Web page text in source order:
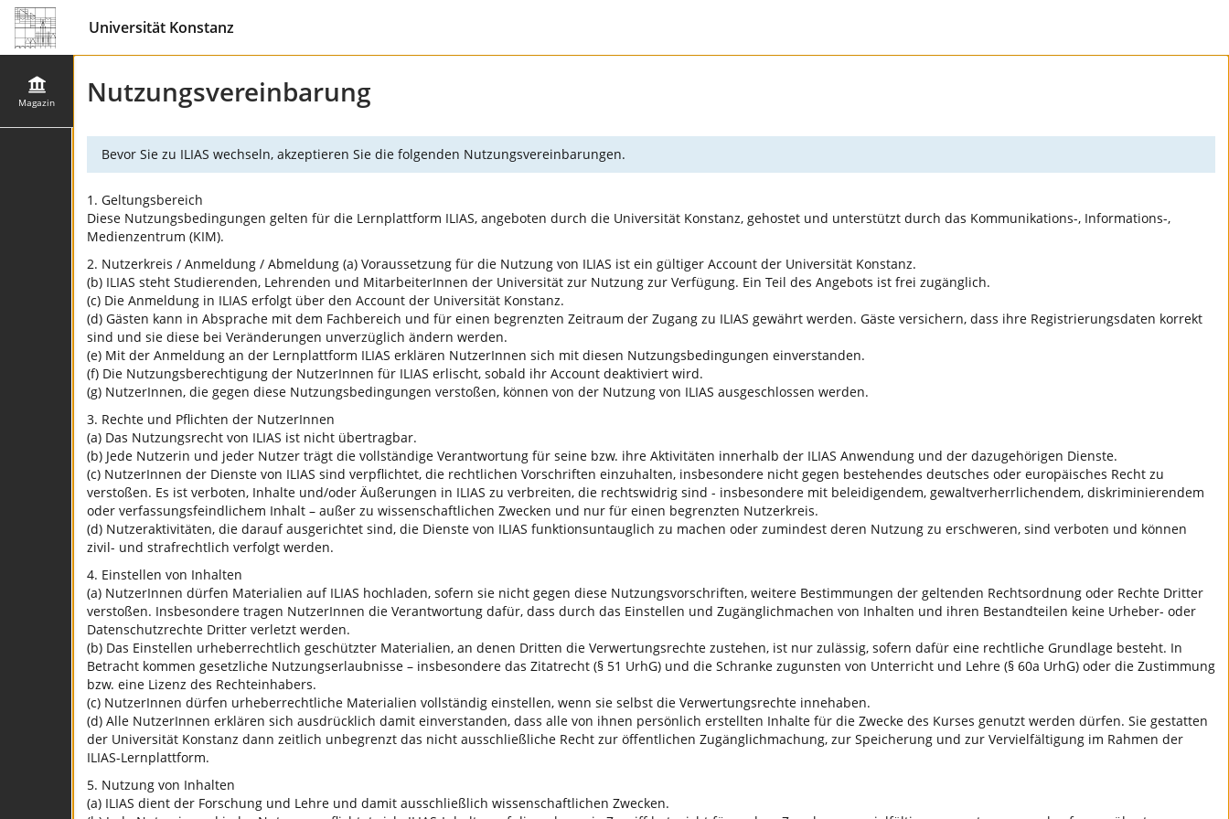
Universität Konstanz
Magazin Nutzungsvereinbarung
Bevor Sie zu ILIAS wechseln, akzeptieren Sie die folgenden Nutzungsvereinbarungen.
1. Geltungsbereich
Diese Nutzungsbedingungen gelten für die Lernplattform ILIAS, angeboten durch die Universität Konstanz, gehostet und unterstützt durch das Kommunikations-, Informations-,
Medienzentrum (KIM).
2. Nutzerkreis / Anmeldung / Abmeldung (a) Voraussetzung für die Nutzung von ILIAS ist ein gültiger Account der Universität Konstanz.
(b) ILIAS steht Studierenden, Lehrenden und MitarbeiterInnen der Universität zur Nutzung zur Verfügung. Ein Teil des Angebots ist frei zugänglich.
(c) Die Anmeldung in ILIAS erfolgt über den Account der Universität Konstanz.
(d) Gästen kann in Absprache mit dem Fachbereich und für einen begrenzten Zeitraum der Zugang zu ILIAS gewährt werden. Gäste versichern, dass ihre Registrierungsdaten korrekt
sind und sie diese bei Veränderungen unverzüglich ändern werden.
(e) Mit der Anmeldung an der Lernplattform ILIAS erklären NutzerInnen sich mit diesen Nutzungsbedingungen einverstanden.
(f) Die Nutzungsberechtigung der NutzerInnen für ILIAS erlischt, sobald ihr Account deaktiviert wird.
(g) NutzerInnen, die gegen diese Nutzungsbedingungen verstoßen, können von der Nutzung von ILIAS ausgeschlossen werden.
3. Rechte und Pflichten der NutzerInnen
(a) Das Nutzungsrecht von ILIAS ist nicht übertragbar.
(b) Jede Nutzerin und jeder Nutzer trägt die vollständige Verantwortung für seine bzw. ihre Aktivitäten innerhalb der ILIAS Anwendung und der dazugehörigen Dienste.
(c) NutzerInnen der Dienste von ILIAS sind verpflichtet, die rechtlichen Vorschriften einzuhalten, insbesondere nicht gegen bestehendes deutsches oder europäisches Recht zu
verstoßen. Es ist verboten, Inhalte und/oder Äußerungen in ILIAS zu verbreiten, die rechtswidrig sind - insbesondere mit beleidigendem, gewaltverherrlichendem, diskriminierendem
oder verfassungsfeindlichem Inhalt – außer zu wissenschaftlichen Zwecken und nur für einen begrenzten Nutzerkreis.
(d) Nutzeraktivitäten, die darauf ausgerichtet sind, die Dienste von ILIAS funktionsuntauglich zu machen oder zumindest deren Nutzung zu erschweren, sind verboten und können
zivil- und strafrechtlich verfolgt werden.
4. Einstellen von Inhalten
(a) NutzerInnen dürfen Materialien auf ILIAS hochladen, sofern sie nicht gegen diese Nutzungsvorschriften, weitere Bestimmungen der geltenden Rechtsordnung oder Rechte Dritter
verstoßen. Insbesondere tragen NutzerInnen die Verantwortung dafür, dass durch das Einstellen und Zugänglichmachen von Inhalten und ihren Bestandteilen keine Urheber- oder
Datenschutzrechte Dritter verletzt werden.
(b) Das Einstellen urheberrechtlich geschützter Materialien, an denen Dritten die Verwertungsrechte zustehen, ist nur zulässig, sofern dafür eine rechtliche Grundlage besteht. In
Betracht kommen gesetzliche Nutzungserlaubnisse – insbesondere das Zitatrecht (§ 51 UrhG) und die Schranke zugunsten von Unterricht und Lehre (§ 60a UrhG) oder die Zustimmung
bzw. eine Lizenz des Rechteinhabers.
(c) NutzerInnen dürfen urheberrechtliche Materialien vollständig einstellen, wenn sie selbst die Verwertungsrechte innehaben.
(d) Alle NutzerInnen erklären sich ausdrücklich damit einverstanden, dass alle von ihnen persönlich erstellten Inhalte für die Zwecke des Kurses genutzt werden dürfen. Sie gestatten
der Universität Konstanz dann zeitlich unbegrenzt das nicht ausschließliche Recht zur öffentlichen Zugänglichmachung, zur Speicherung und zur Vervielfältigung im Rahmen der
ILIAS-Lernplattform.
5. Nutzung von Inhalten
(a) ILIAS dient der Forschung und Lehre und damit ausschließlich wissenschaftlichen Zwecken.